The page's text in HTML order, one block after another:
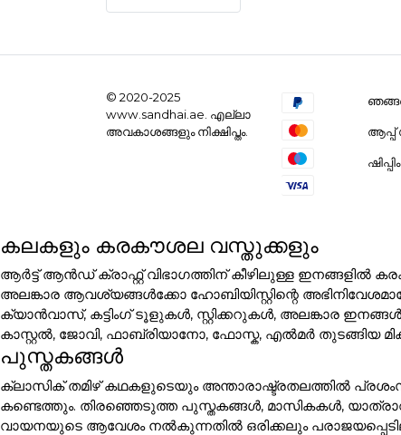
© 2020-2025
www.sandhai.ae. എല്ലാ
അവകാശങ്ങളും നിക്ഷിപ്തം.
കലകളും കരകൗശല വസ്തുക്കളും
ആർട്ട് ആൻഡ് ക്രാഫ്റ്റ് വിഭാഗത്തിന് കീഴിലുള്ള
അലങ്കാര ആവശ്യങ്ങൾക്കോ ഹോബിയിസ്റ്റിന്റെ
ക്യാൻവാസ്, കട്ടിംഗ് ടൂളുകൾ, സ്റ്റിക്കറുകൾ, അലങ്കാര
കാസ്റ്റൽ, ജോവി, ഫാബ്രിയാനോ, ഫോസ്ക, എൽമർ തുടങ്ങിയ
പുസ്തകങ്ങൾ
ക്ലാസിക് തമിഴ് കഥകളുടെയും അന്താരാഷ്ട്രതലത്തിൽ
കണ്ടെത്തും. തിരഞ്ഞെടുത്ത പുസ്തകങ്ങൾ, മാസികകൾ,
വായനയുടെ ആവേശം നൽകുന്നതിൽ ഒരിക്കലും